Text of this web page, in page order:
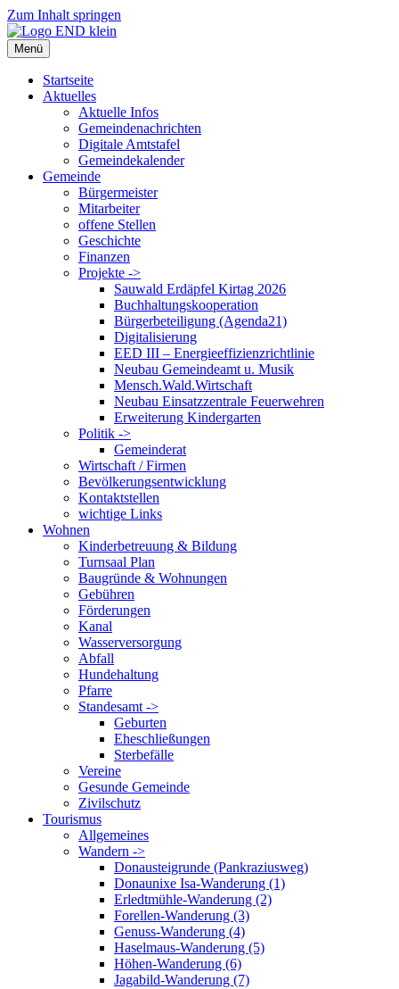
Zum Inhalt springen
Menü
Startseite
Aktuelles
Aktuelle Infos
Gemeindenachrichten
Digitale Amtstafel
Gemeindekalender
Gemeinde
Bürgermeister
Mitarbeiter
offene Stellen
Geschichte
Finanzen
Projekte ->
Sauwald Erdäpfel Kirtag 2026
Buchhaltungskooperation
Bürgerbeteiligung (Agenda21)
Digitalisierung
EED III – Energieeffizienzrichtlinie
Neubau Gemeindeamt u. Musik
Mensch.Wald.Wirtschaft
Neubau Einsatzzentrale Feuerwehren
Erweiterung Kindergarten
Politik ->
Gemeinderat
Wirtschaft / Firmen
Bevölkerungsentwicklung
Kontaktstellen
wichtige Links
Wohnen
Kinderbetreuung & Bildung
Turnsaal Plan
Baugründe & Wohnungen
Gebühren
Förderungen
Kanal
Wasserversorgung
Abfall
Hundehaltung
Pfarre
Standesamt ->
Geburten
Eheschließungen
Sterbefälle
Vereine
Gesunde Gemeinde
Zivilschutz
Tourismus
Allgemeines
Wandern ->
Donausteigrunde (Pankraziusweg)
Donaunixe Isa-Wanderung (1)
Erledtmühle-Wanderung (2)
Forellen-Wanderung (3)
Genuss-Wanderung (4)
Haselmaus-Wanderung (5)
Höhen-Wanderung (6)
Jagabild-Wanderung (7)